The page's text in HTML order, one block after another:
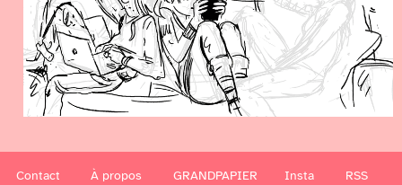
Contact À propos GRANDPAPIER Insta RSS